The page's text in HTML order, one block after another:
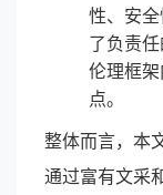
性、安
了负责
伦理框
点。
整体而言，本
通过富有文采